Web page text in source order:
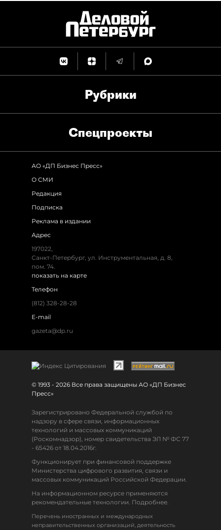
Рубрики
Спец­проекты
АО «ДП Бизнес Пресс»
О СМИ
Редакция
Подписка
Реклама в издании
Адрес
197022,
Санкт-Петербург, ул. Инструментальная, д. 8,
пом. 74.
показать на карте
Телефон
(812) 328-28-28
E-mail
gazeta@dp.ru
© 1993 - 2026 Все права защищены АО «ДП Бизнес
Пресс»
Зарегистрировано Федеральной службой по
надзору в сфере связи, информационных
технологий и массовых коммуникаций
(Роскомнадзор), номер свидетельства ЭЛ № ФС 77
- 65426 от 18.04.2016г.
Функционирует при финансовой поддержке
Министерства цифрового развития, связи и
массовых коммуникаций Российской Федерации.
На информационном ресурсе применяются
рекомендательные технологии. Подробнее.
Перечень иностранных и международных
неправительственных организаций, деятельность